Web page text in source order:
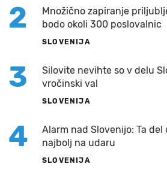
2
Množično zapiranje
bodo okoli 300 poslovalnic
SLOVENIJA
3
Silovite nevihte so v delu
vročinski val
SLOVENIJA
4
Alarm nad Slovenijo: Ta
najbolj na udaru
SLOVENIJA